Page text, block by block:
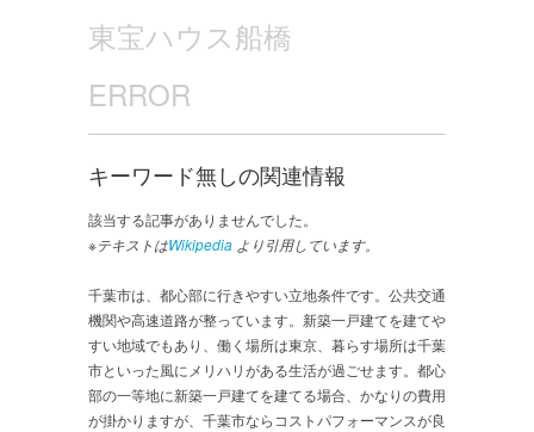
東宝ハウス船橋
ERROR
キーワード無しの関連情報
該当する記事がありませんでした。
※テキストはWikipedia より引用しています。
千葉市は、都心部に行きやすい立地条件です。公共交通
機関や高速道路が整っています。新築一戸建てを建てや
すい地域でもあり、働く場所は東京、暮らす場所は千葉
市といった風にメリハリがある生活が過ごせます。都心
部の一等地に新築一戸建てを建てる場合、かなりの費用
が掛かりますが、千葉市ならコストパフォーマンスが良